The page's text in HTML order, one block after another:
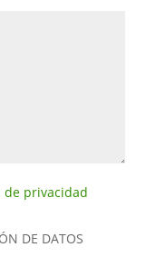
de privacidad
DE DATOS